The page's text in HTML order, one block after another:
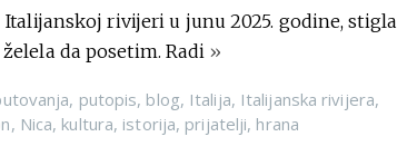
rivijeri u junu 2025. godine, stigla
da posetim. Radi »
, putopis, blog, Italija, Italijanska rivijera,
, Nica, kultura, istorija, prijatelji, hrana